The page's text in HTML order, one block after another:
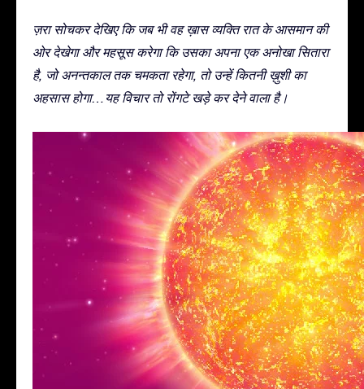
ज़रा सोचकर देखिए कि जब भी वह ख़ास व्यक्ति रात के आसमान की
ओर देखेगा और महसूस करेगा कि उसका अपना एक अनोखा सितारा
है, जो अनन्तकाल तक चमकता रहेगा, तो उन्हें कितनी ख़ुशी का
अहसास होगा…यह विचार तो रोंगटे खड़े कर देने वाला है।